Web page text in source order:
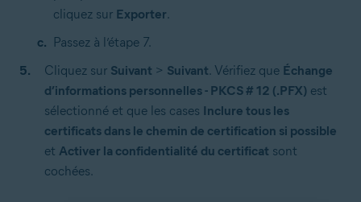
cliquez sur Exporter.
Passez à l’étape 7.
Cliquez sur Suivant > Suivant. Vérifiez que Échange
d’informations personnelles - PKCS # 12 (.PFX) est
sélectionné et que les cases Inclure tous les
certificats dans le chemin de certification si possible
et Activer la confidentialité du certificat sont
cochées.